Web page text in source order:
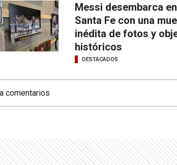
Messi desembarca en
Santa Fe con una
inédita de fotos y
históricos
DESTACADOS
comentarios